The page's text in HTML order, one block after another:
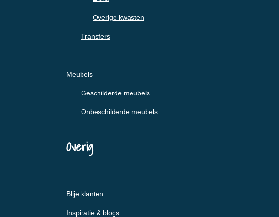
Overige kwasten
Transfers
Meubels
Geschilderde meubels
Onbeschilderde meubels
Overig
Blije klanten
Inspiratie & blogs